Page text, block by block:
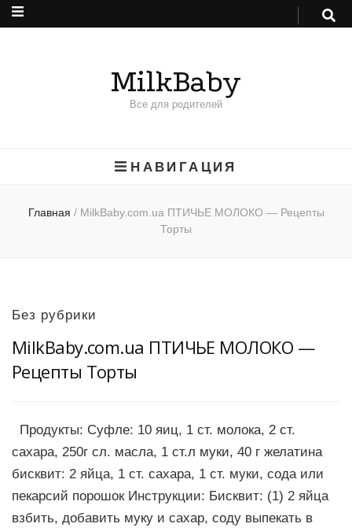
MilkBaby
Все для родителей
НАВИГАЦИЯ
Главная / MilkBaby.com.ua ПТИЧЬЕ МОЛОКО — Рецепты
Торты
Без рубрики
MilkBaby.com.ua ПТИЧЬЕ МОЛОКО —
Рецепты Торты
Продукты: Суфле: 10 яиц, 1 ст. молока, 2 ст.
сахара, 250г сл. масла, 1 ст.л муки, 40 г желатина
бисквит: 2 яйца, 1 ст. сахара, 1 ст. муки, сода или
пекарсий порошок Инструкции: Бисквит: (1) 2 яйца
взбить, добавить муку и сахар, соду выпекать в